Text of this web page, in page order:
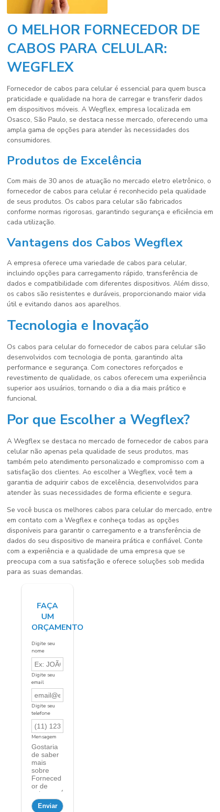
O MELHOR FORNECEDOR DE
CABOS PARA CELULAR:
WEGFLEX
Fornecedor de cabos para celular é essencial para quem busca
praticidade e qualidade na hora de carregar e transferir dados
em dispositivos móveis. A Wegflex, empresa localizada em
Osasco, São Paulo, se destaca nesse mercado, oferecendo uma
ampla gama de opções para atender às necessidades dos
consumidores.
Produtos de Excelência
Com mais de 30 anos de atuação no mercado eletro eletrônico, o
fornecedor de cabos para celular é reconhecido pela qualidade
de seus produtos. Os cabos para celular são fabricados
conforme normas rigorosas, garantindo segurança e eficiência em
cada utilização.
Vantagens dos Cabos Wegflex
A empresa oferece uma variedade de cabos para celular,
incluindo opções para carregamento rápido, transferência de
dados e compatibilidade com diferentes dispositivos. Além disso,
os cabos são resistentes e duráveis, proporcionando maior vida
útil e evitando danos aos aparelhos.
Tecnologia e Inovação
Os cabos para celular do fornecedor de cabos para celular são
desenvolvidos com tecnologia de ponta, garantindo alta
performance e segurança. Com conectores reforçados e
revestimento de qualidade, os cabos oferecem uma experiência
superior aos usuários, tornando o dia a dia mais prático e
funcional.
Por que Escolher a Wegflex?
A Wegflex se destaca no mercado de fornecedor de cabos para
celular não apenas pela qualidade de seus produtos, mas
também pelo atendimento personalizado e compromisso com a
satisfação dos clientes. Ao escolher a Wegflex, você tem a
garantia de adquirir cabos de excelência, desenvolvidos para
atender às suas necessidades de forma eficiente e segura.
Se você busca os melhores cabos para celular do mercado, entre
em contato com a Wegflex e conheça todas as opções
disponíveis para garantir o carregamento e a transferência de
dados do seu dispositivo de maneira prática e confiável. Conte
com a experiência e a qualidade de uma empresa que se
preocupa com a sua satisfação e oferece soluções sob medida
para as suas demandas.
FAÇA
UM
ORÇAMENTO
Digite seu
nome
Digite seu
email
Digite seu
telefone
Mensagem